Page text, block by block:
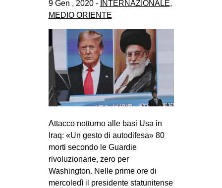
DEGENERAZIONE
CSOA LAMBRETTA
MSM
STUDENTI TSUNAMI
ZAM
MOBILITAZIONI
SPAZI
SPORT POPOLARE
MOVIMENTI
9 Gen , 2020 - INTERNAZIONALE,
MEDIO ORIENTE
Attacco notturno alle basi Usa in
Iraq: «Un gesto di autodifesa» 80
morti secondo le Guardie
rivoluzionarie, zero per
Washington. Nelle prime ore di
mercoledì il presidente statunitense